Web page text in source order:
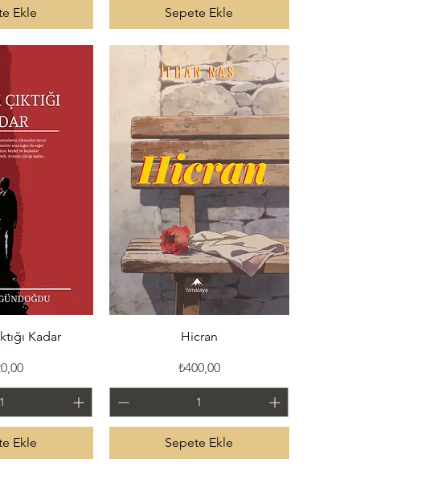
Ekle Sepete Ekle
Kadar
Ekle
Hızlı Bakış
Hicran
Fiyat
₺400,00
Sepete Ekle